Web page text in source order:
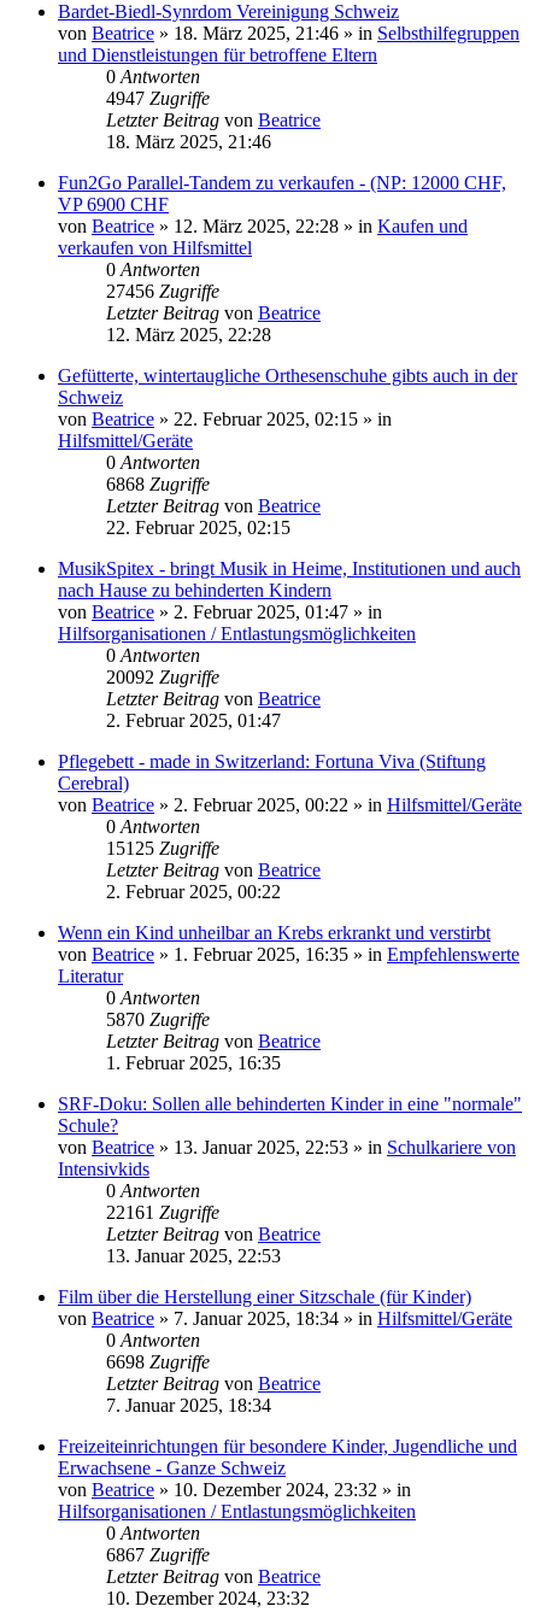
Bardet-Biedl-Synrdom Vereinigung Schweiz
von Beatrice » 18. März 2025, 21:46 » in Selbsthilfegruppen
und Dienstleistungen für betroffene Eltern
0 Antworten
4947 Zugriffe
Letzter Beitrag von Beatrice
18. März 2025, 21:46
Fun2Go Parallel-Tandem zu verkaufen - (NP: 12000 CHF,
VP 6900 CHF
von Beatrice » 12. März 2025, 22:28 » in Kaufen und
verkaufen von Hilfsmittel
0 Antworten
27456 Zugriffe
Letzter Beitrag von Beatrice
12. März 2025, 22:28
Gefütterte, wintertaugliche Orthesenschuhe gibts auch in der
Schweiz
von Beatrice » 22. Februar 2025, 02:15 » in
Hilfsmittel/Geräte
0 Antworten
6868 Zugriffe
Letzter Beitrag von Beatrice
22. Februar 2025, 02:15
MusikSpitex - bringt Musik in Heime, Institutionen und auch
nach Hause zu behinderten Kindern
von Beatrice » 2. Februar 2025, 01:47 » in
Hilfsorganisationen / Entlastungsmöglichkeiten
0 Antworten
20092 Zugriffe
Letzter Beitrag von Beatrice
2. Februar 2025, 01:47
Pflegebett - made in Switzerland: Fortuna Viva (Stiftung
Cerebral)
von Beatrice » 2. Februar 2025, 00:22 » in Hilfsmittel/Geräte
0 Antworten
15125 Zugriffe
Letzter Beitrag von Beatrice
2. Februar 2025, 00:22
Wenn ein Kind unheilbar an Krebs erkrankt und verstirbt
von Beatrice » 1. Februar 2025, 16:35 » in Empfehlenswerte
Literatur
0 Antworten
5870 Zugriffe
Letzter Beitrag von Beatrice
1. Februar 2025, 16:35
SRF-Doku: Sollen alle behinderten Kinder in eine "normale"
Schule?
von Beatrice » 13. Januar 2025, 22:53 » in Schulkariere von
Intensivkids
0 Antworten
22161 Zugriffe
Letzter Beitrag von Beatrice
13. Januar 2025, 22:53
Film über die Herstellung einer Sitzschale (für Kinder)
von Beatrice » 7. Januar 2025, 18:34 » in Hilfsmittel/Geräte
0 Antworten
6698 Zugriffe
Letzter Beitrag von Beatrice
7. Januar 2025, 18:34
Freizeiteinrichtungen für besondere Kinder, Jugendliche und
Erwachsene - Ganze Schweiz
von Beatrice » 10. Dezember 2024, 23:32 » in
Hilfsorganisationen / Entlastungsmöglichkeiten
0 Antworten
6867 Zugriffe
Letzter Beitrag von Beatrice
10. Dezember 2024, 23:32